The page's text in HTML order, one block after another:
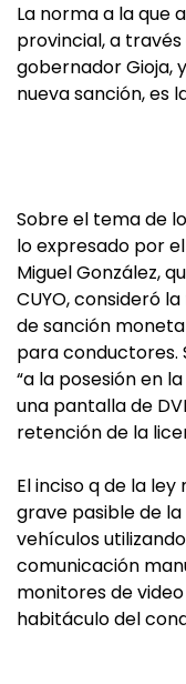
La norma a la que
provincial, a
gobernador Gioja,
nueva sanción, es
Sobre el tema de
lo expresado por
Miguel González,
CUYO, consideró
de sanción
para conductores.
“a la posesión en
una pantalla de
retención de la
El inciso q de la
grave pasible de
vehículos
comunicación
monitores de video
habitáculo del